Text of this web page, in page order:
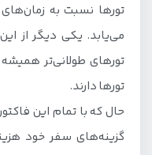
تورها نسبت به
می‌یابد. یکی دیگر از
تورهای طولانی‌تر
تورها دارند.
حال که با تمام این
گزینه‌های سفر خود